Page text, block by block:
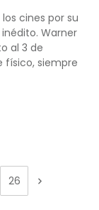
cines por su
Warner
al 3 de
físico, siempre
26